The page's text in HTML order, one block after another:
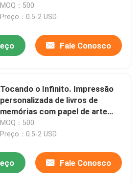
brilhante de capa macia
costurada por Smyth.
MOQ：500
Preço：0.5-2 USD
Fale Conosco
Tocando o Infinito. Impressão
personalizada de livros de
memórias com papel de arte
voluminoso e brilhante.
MOQ：500
Preço：0.5-2 USD
Fale Conosco